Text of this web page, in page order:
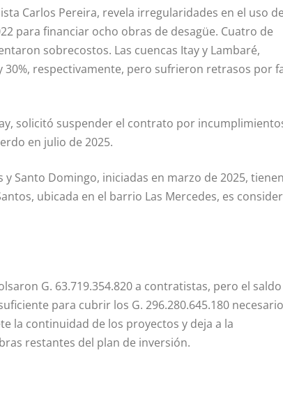
Carlos Pereira, revela irregularidades en el uso
para financiar ocho obras de desagüe. Cuatro de
sobrecostos. Las cuencas Itay y Lambaré,
30%, respectivamente, pero sufrieron retrasos por
solicitó suspender el contrato por
en julio de 2025.
Santo Domingo, iniciadas en marzo de 2025, tienen
ubicada en el barrio Las Mercedes, es
G. 63.719.354.820 a contratistas, pero el saldo
para cubrir los G. 296.280.645.180
la continuidad de los proyectos y deja a la
restantes del plan de inversión.